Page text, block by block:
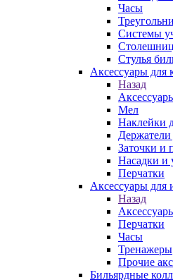
Часы
Системы
Стулья
Аксессуары для
Назад
Мел
Наклейки
Держатели
Заточки и
Насадки и
Перчатки
Аксессуары для
Назад
Перчатки
Часы
Тренажеры
Прочие
Бильярдные